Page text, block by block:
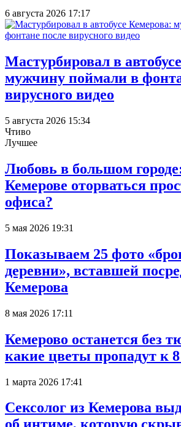
6 августа 2026 17:17
Мастурбировал в
мужчину поймали в
вирусного видео
5 августа 2026 15:34
Чтиво
Лучшее
Любовь в большом
Кемерове оторваться
офиса?
5 мая 2026 19:31
Показываем 25 фото
деревни», вставшей
Кемерова
8 мая 2026 17:11
Кемерово останется без
какие цветы пропадут к
1 марта 2026 17:41
Сексолог из Кемерова